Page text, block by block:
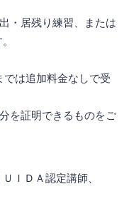
居残り練習、または
は追加料金なしで受
証明できるものをご
ＩＤＡ認定講師、